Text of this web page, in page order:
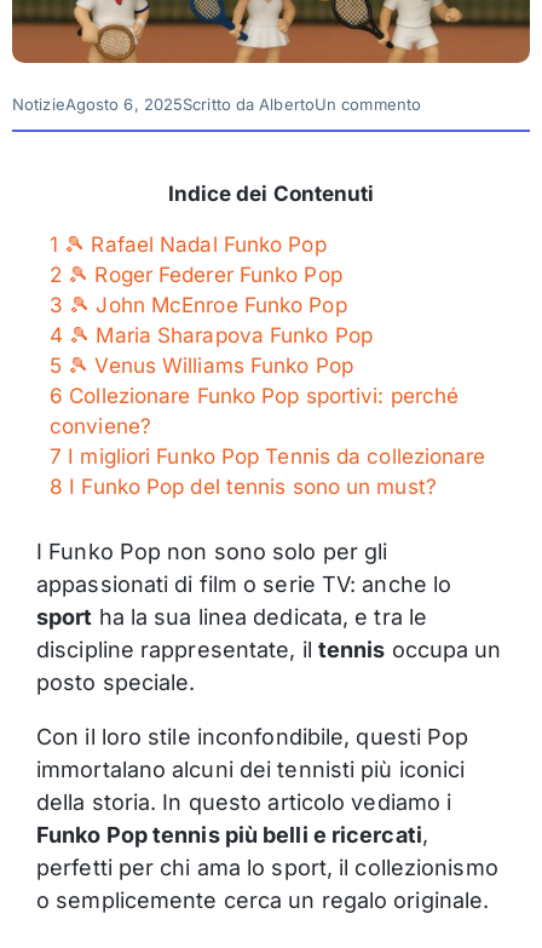
NotizieAgosto 6, 2025Scritto da AlbertoUn commento
Indice dei Contenuti
1 🎾 Rafael Nadal Funko Pop
2 🎾 Roger Federer Funko Pop
3 🎾 John McEnroe Funko Pop
4 🎾 Maria Sharapova Funko Pop
5 🎾 Venus Williams Funko Pop
6 Collezionare Funko Pop sportivi: perché
conviene?
7 I migliori Funko Pop Tennis da collezionare
8 I Funko Pop del tennis sono un must?
I Funko Pop non sono solo per gli
appassionati di film o serie TV: anche lo
sport ha la sua linea dedicata, e tra le
discipline rappresentate, il tennis occupa un
posto speciale.
Con il loro stile inconfondibile, questi Pop
immortalano alcuni dei tennisti più iconici
della storia. In questo articolo vediamo i
Funko Pop tennis più belli e ricercati,
perfetti per chi ama lo sport, il collezionismo
o semplicemente cerca un regalo originale.